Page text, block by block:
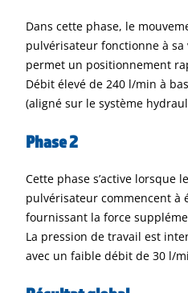
Dans cette phase, le
pulvérisateur fonctionne à
permet un positionnement
Débit élevé de 240 l/min à
(aligné sur le système
Phase 2
Cette phase s’active lorsque
pulvérisateur commencent à
fournissant la force
La pression de travail est
avec un faible débit de 30 l/